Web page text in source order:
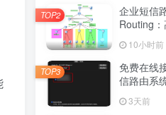
企业短信
Routing
10小时前
TOP2
免费在线
信路由系
3天前
TOP3